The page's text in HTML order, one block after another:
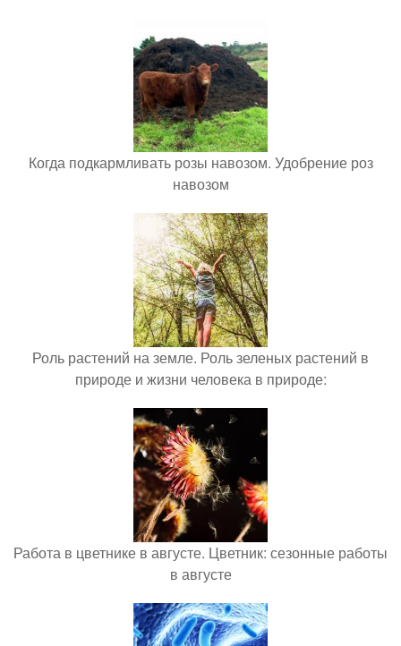
Когда подкармливать розы навозом. Удобрение роз
навозом
Роль растений на земле. Роль зеленых растений в
природе и жизни человека в природе:
Работа в цветнике в августе. Цветник: сезонные работы
в августе